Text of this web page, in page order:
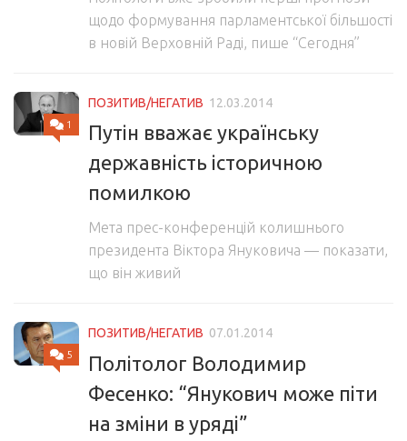
щодо формування парламентської більшості
в новій Верховній Раді, пише “Сегодня”
1
ПОЗИТИВ/НЕГАТИВ 12.03.2014
Путін вважає українську
державність історичною
помилкою
Мета прес-конференцій колишнього
президента Віктора Януковича — показати,
що він живий
5
ПОЗИТИВ/НЕГАТИВ 07.01.2014
Політолог Володимир
Фесенко: “Янукович може піти
на зміни в уряді”